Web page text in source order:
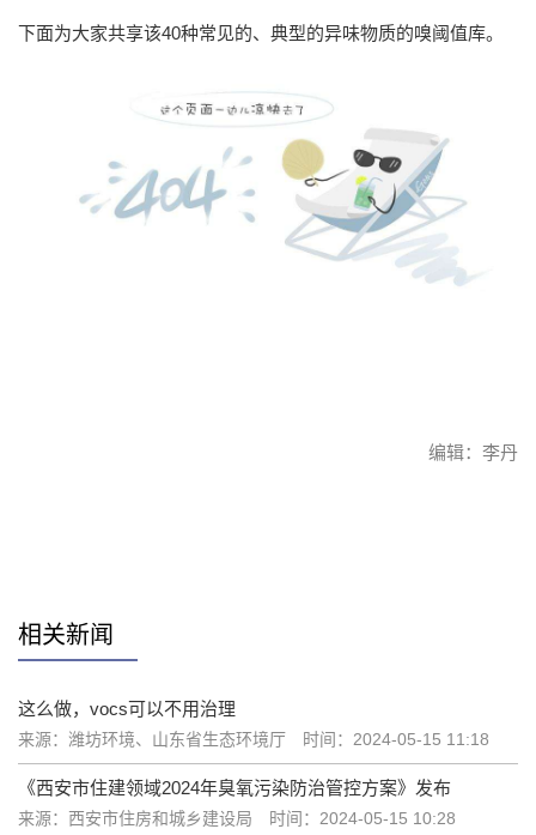
下面为大家共享该40种常见的、典型的异味物质的嗅阈值库。
编辑：李丹
相关新闻
这么做，vocs可以不用治理
来源：潍坊环境、山东省生态环境厅 时间：2024-05-15 11:18
《西安市住建领域2024年臭氧污染防治管控方案》发布
来源：西安市住房和城乡建设局 时间：2024-05-15 10:28